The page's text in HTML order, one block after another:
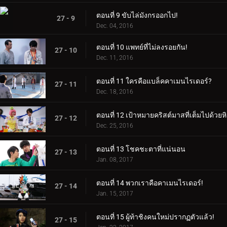
27 - 9 ตอนที่ 9 ขับไล่มังกรออกไป!
Dec. 04, 2016
27 - 10 ตอนที่ 10 แพทย์ที่ไม่ลงรอยกัน!
Dec. 11, 2016
27 - 11 ตอนที่ 11 ใครคือแบล็คคาเมนไรเดอร์?
Dec. 18, 2016
27 - 12 ตอนที่ 12 เป้าหมายคริสต์มาสที่เต็มไปด้วย
Dec. 25, 2016
27 - 13 ตอนที่ 13 โชคชะตาที่แน่นอน
Jan. 08, 2017
27 - 14 ตอนที่ 14 พวกเราคือคาเมนไรเดอร์!
Jan. 15, 2017
27 - 15 ตอนที่ 15 ผู้ท้าชิงคนใหม่ปรากฏตัวแล้ว!